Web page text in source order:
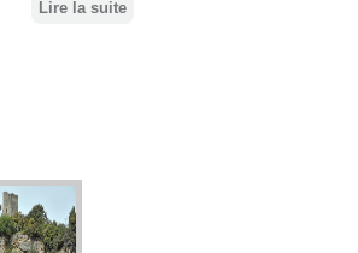
Lire la suite